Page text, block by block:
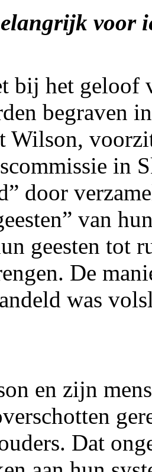
voor
bij het geloof
begraven
Wilson,
in
door
van
geesten tot
De
was
en zijn
Dat